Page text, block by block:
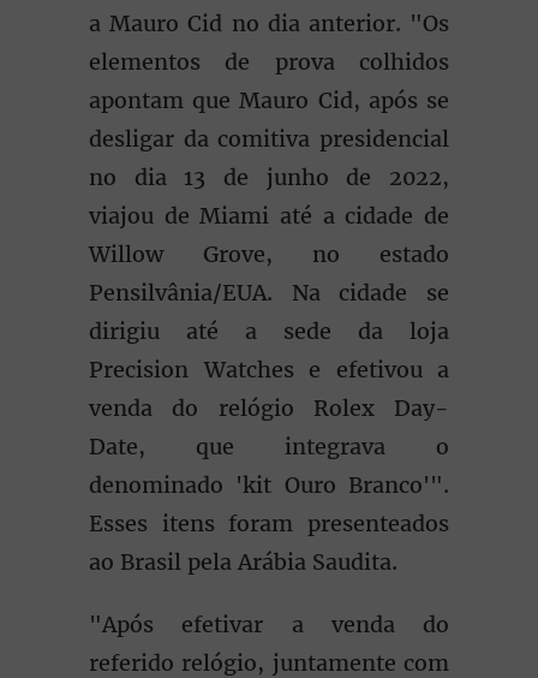
a Mauro Cid no dia anterior. "Os
elementos de prova colhidos
apontam que Mauro Cid, após se
desligar da comitiva presidencial
no dia 13 de junho de 2022,
viajou de Miami até a cidade de
Willow Grove, no estado
Pensilvânia/EUA. Na cidade se
dirigiu até a sede da loja
Precision Watches e efetivou a
venda do relógio Rolex Day-
Date, que integrava o
denominado 'kit Ouro Branco'".
Esses itens foram presenteados
ao Brasil pela Arábia Saudita.
"Após efetivar a venda do
referido relógio, juntamente com